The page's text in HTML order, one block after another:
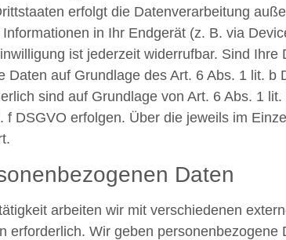
erfolgt die Datenverarbeitung
in Ihr Endgerät (z. B. via
ist jederzeit widerrufbar. Sind
Daten auf Grundlage des Art. 6 Abs. 1 lit.
sind auf Grundlage von Art. 6 Abs. 1
f DSGVO erfolgen. Über die jeweils im
Daten
arbeiten wir mit verschiedenen
erforderlich. Wir geben